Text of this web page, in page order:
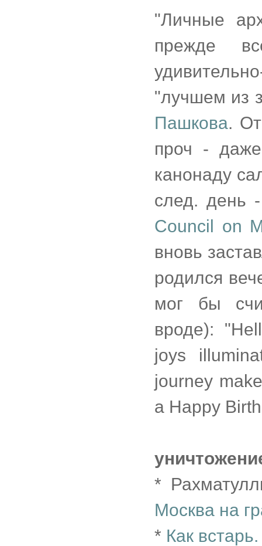
"Личные
прежде
"лучшем из
Пашкова.
проч -
канонаду
след. день
Council on
вновь
родился
мог бы
вроде):
joys
journey
a Happy
*
Москва на
* Как